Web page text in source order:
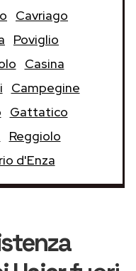
Cavriago
Poviglio
Casina
Campegine
Gattatico
Reggiolo
d'Enza